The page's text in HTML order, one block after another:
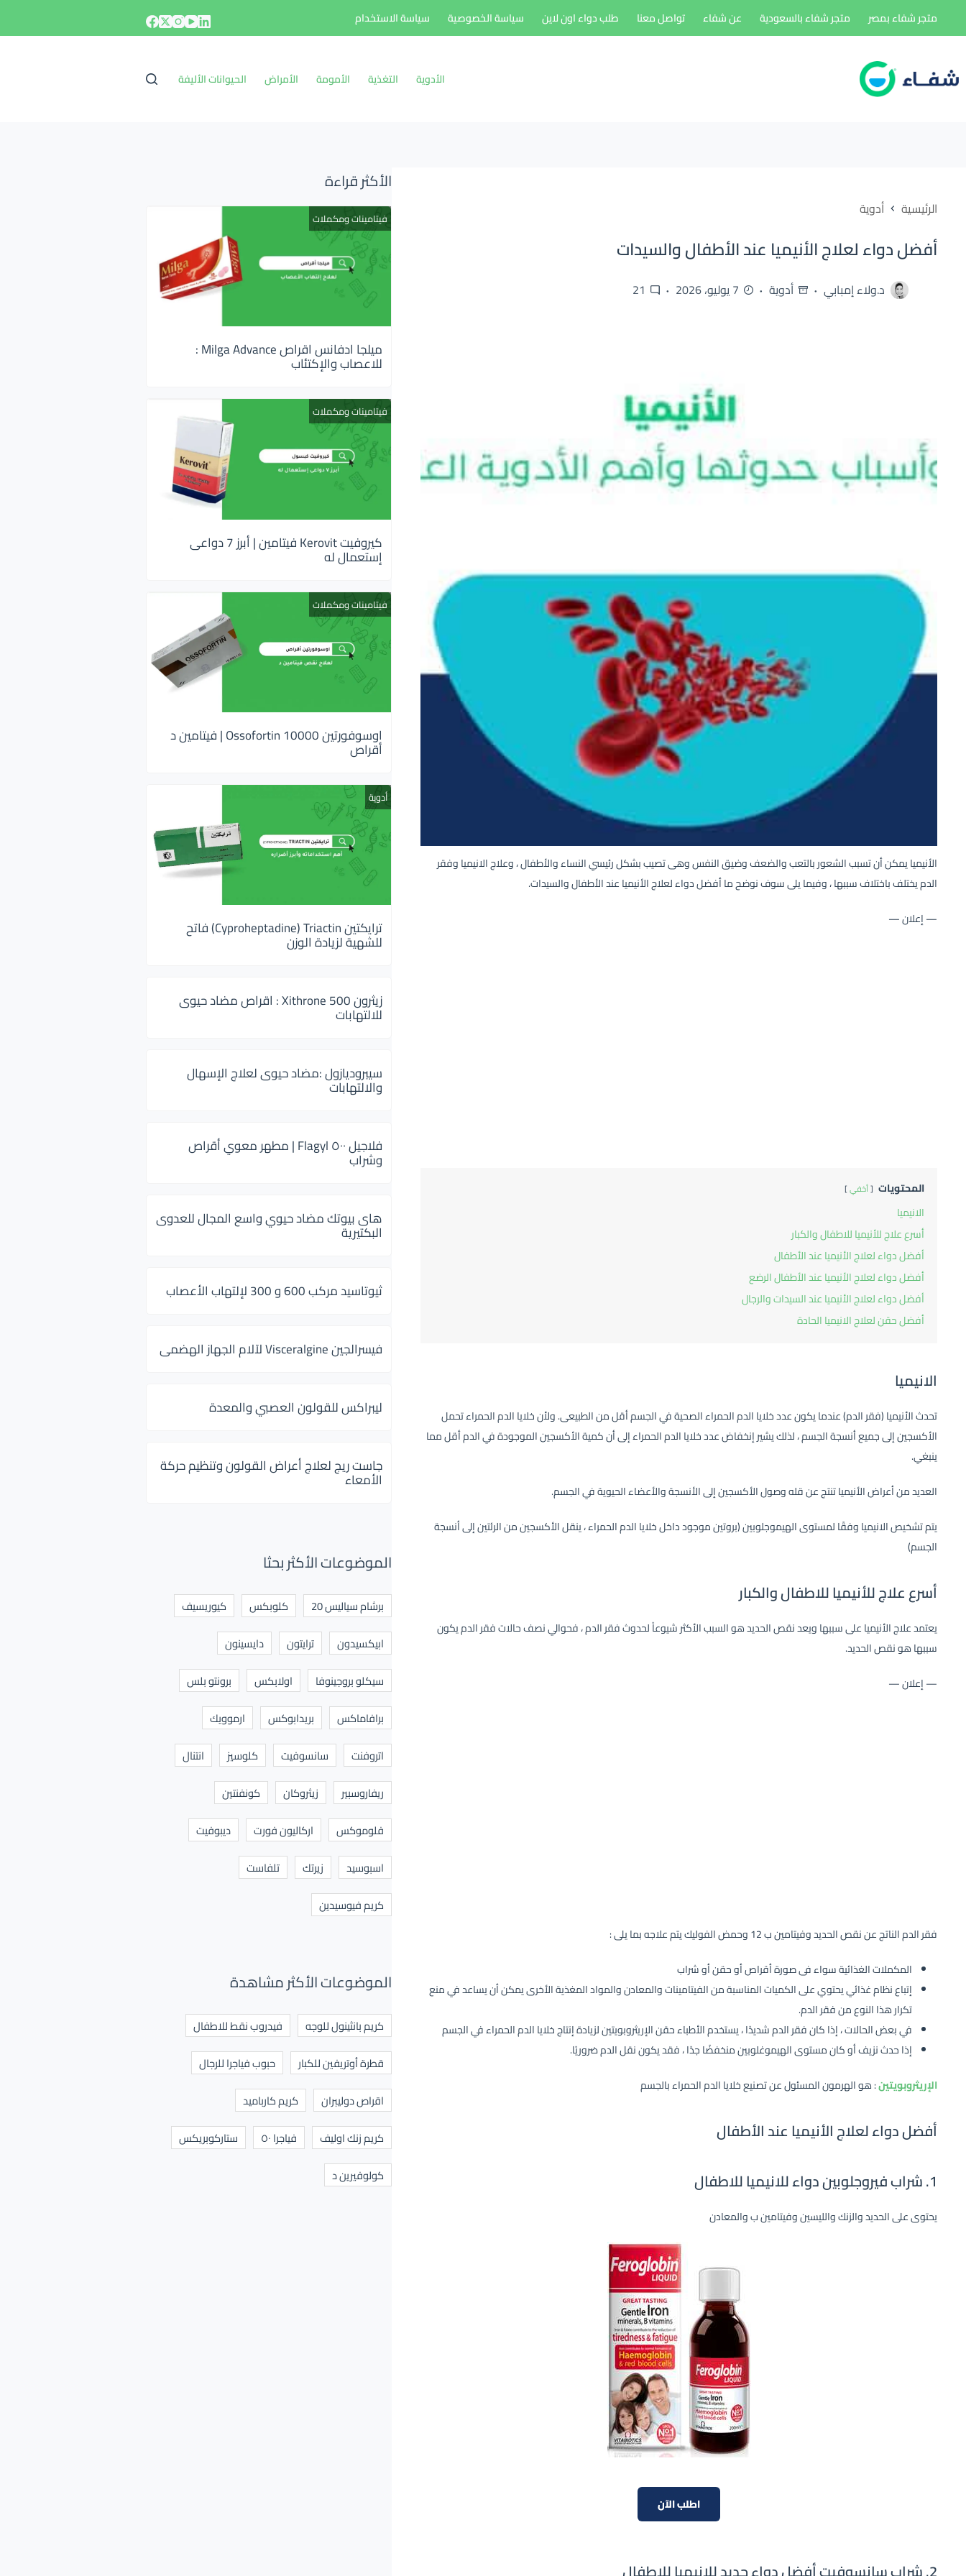
إلى
متجر شفاء بمصر متجر شفاء بالسعودية عن شفاء تواصل معنا طلب دواء اون لاين سياسة الخصوصية سياسة الاستخدام
الأدوية التغذية الأمومة الأمراض الحيوانات الأليفة
الرئيسية أدوية
أفضل دواء لعلاج الأنيميا عند الأطفال والسيدات
د.ولاء إمبابي أدوية 7 يوليو، 2026 21
الأنيميا يمكن أن تسبب الشعور بالتعب والضعف وضيق النفس وهى تصيب بشكل رئيسي النساء والأطفال ، وعلاج الانيميا وفقر
الدم يختلف باختلاف سببها ، وفيما يلى سوف نوضح ما أفضل دواء لعلاج الأنيميا عند الأطفال والسيدات.
— إعلان —
المحتويات أخفي
الانيميا
أسرع علاج للأنيميا للاطفال والكبار
أفضل دواء لعلاج الأنيميا عند الأطفال
أفضل دواء لعلاج الأنيميا عند الأطفال الرضع
أفضل دواء لعلاج الأنيميا عند السيدات والرجال
أفضل حقن لعلاج الانيميا الحادة
الانيميا
تحدث الأنيميا (فقر الدم) عندما يكون عدد خلايا الدم الحمراء الصحية في الجسم أقل من الطبيعى. ولأن خلايا الدم الحمراء تحمل
الأكسجين إلى جميع أنسجة الجسم ، لذلك يشير إنخفاض عدد خلايا الدم الحمراء إلى أن كمية الأكسجين الموجودة في الدم أقل مما
ينبغي.
العديد من أعراض الأنيميا تنتج عن قله وصول الأكسجين إلى الأنسجة والأعضاء الحيوية في الجسم.
يتم تشخيص الانيميا وفقًا لمستوى الهيموجلوبين (بروتين موجود داخل خلايا الدم الحمراء ، ينقل الأكسجين من الرئتين إلى أنسجة
الجسم)
أسرع علاج للأنيميا للاطفال والكبار
يعتمد علاج الأنيميا على سببها ويعد نقص الحديد هو السبب الأكثر شيوعاً لحدوث فقر الدم ، فحوالي نصف حالات فقر الدم يكون
سببها هو نقص الحديد.
— إعلان —
فقر الدم الناتج عن نقص الحديد وفيتامين ب 12 وحمض الفوليك يتم علاجه بما يلى :
المكملات الغذائية سواء فى صورة أقراص أو حقن أو شراب
إتباع نظام غذائي يحتوي على الكميات المناسبة من الفيتامينات والمعادن والمواد المغذية الأخرى يمكن أن يساعد في منع
تكرار هذا النوع من فقر الدم.
في بعض الحالات ، إذا كان فقر الدم شديدًا ، يستخدم الأطباء حقن الإريثروبويتين لزيادة إنتاج خلايا الدم الحمراء في الجسم
إذا حدث نزيف أو كان مستوى الهيموغلوبين منخفضًا جدًا ، فقد يكون نقل الدم ضروريًا.
الإريثروبويتين: هو الهرمون المسئول عن تصنيع خلايا الدم الحمراء بالجسم
أفضل دواء لعلاج الأنيميا عند الأطفال
1. شراب فيروجلوبين دواء للانيميا للاطفال
يحتوى على الحديد والزنك والليسين وفيتامين ب والمعادن
اطلب الآن
الأكثر قراءة
فيتامينات ومكملات
ميلجا ادفانس اقراص Milga Advance :
للاعصاب والإكتئاب
فيتامينات ومكملات
كيروفيت Kerovit فيتامين | أبرز 7 دواعى
إستعمال له
فيتامينات ومكملات
اوسوفورتين 10000 Ossofortin | فيتامين د
أقراص
أدوية
ترايكتين Cyproheptadine) Triactin) فاتح
للشهية لزيادة الوزن
زيثرون 500 Xithrone : اقراص مضاد حيوى
للالتهابات
سيبروديازول :مضاد حيوى لعلاج الإسهال
والالتهابات
فلاجيل ٥٠٠ Flagyl | مطهر معوي أقراص
وشراب
هاى بيوتك مضاد حيوي واسع المجال للعدوى
البكتيرية
ثيوتاسيد مركب 600 و 300 لإلتهاب الأعصاب
فيسرالجين Visceralgine لآلام الجهاز الهضمى
ليبراكس للقولون العصبي والمعدة
جاست ريج لعلاج أعراض القولون وتنظيم حركة
الأمعاء
الموضوعات الأكثر بحثا
برشام سياليس 20 كلوبكس
كيوريسيف
ابيكسيدون
ترايتون
دايسينون
سيكلو بروجينوفا
اولابكس
برونتو بلس
برافاماكس
بريدابوكس
ارموويك
اتروفنت
سانسوفيت كلوسيز
انتنال
ريفاروسبير
زيثروكان
كونفنتين
فلوموكس
اركاليون فورت
ديبوفيت
اسبوسيد
زيرتك
تلفاست
كريم فيوسيدين
الموضوعات الأكثر مشاهدة
كريم بانثينول للوجه
فيدروب نقط للاطفال
قطرة أوتريفين للكبار
حبوب فياجرا للرجال
اقراص دوليبران
كريم كارباميد
كريم زنك اوليف
فياجرا ٥٠
ستاركوبريكس
كولوفيرين د